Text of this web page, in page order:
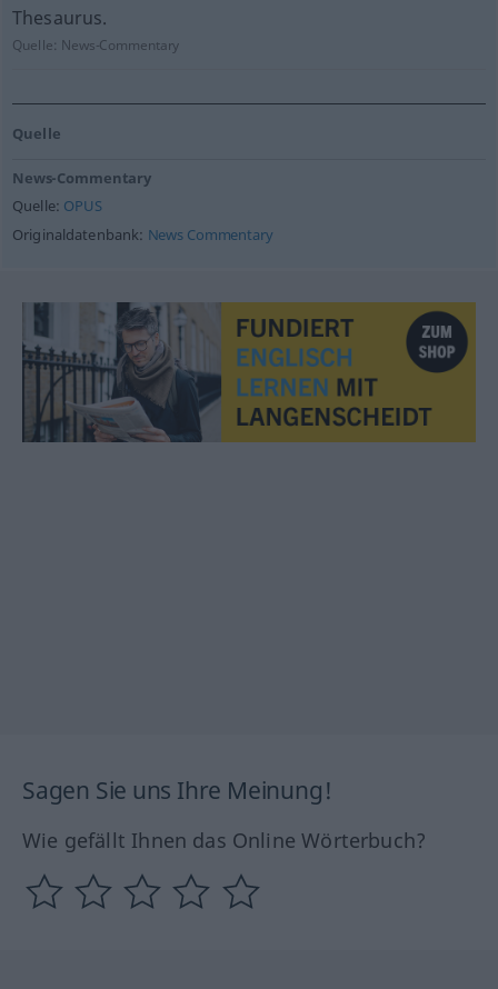
Thesaurus.
Quelle: News-Commentary
Quelle
News-Commentary
Quelle: OPUS
Originaldatenbank: News Commentary
Sagen Sie uns Ihre Meinung!
Wie gefällt Ihnen das Online Wörterbuch?